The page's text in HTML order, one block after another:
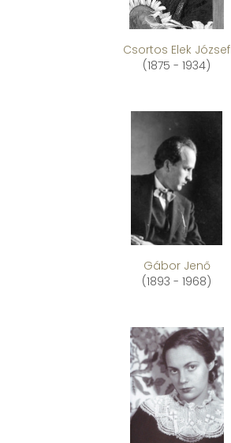
Csortos Elek József
(1875 - 1934)
Gábor Jenő
(1893 - 1968)